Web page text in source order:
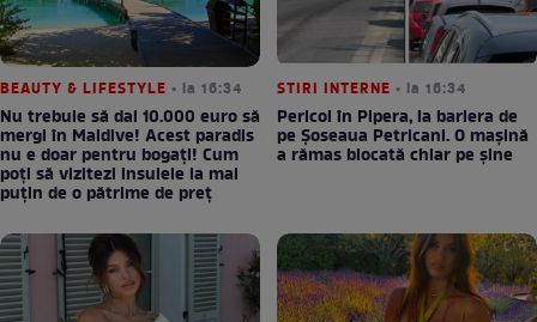
BEAUTY & LIFESTYLE • la 16:34
Nu trebuie să dai 10.000 euro să
mergi în Maldive! Acest paradis
nu e doar pentru bogați! Cum
poți să vizitezi insulele la mai
puțin de o pătrime de preț
STIRI INTERNE • la 16:34
Pericol în Pipera, la bariera de
pe Șoseaua Petricani. O mașină
a rămas blocată chiar pe șine